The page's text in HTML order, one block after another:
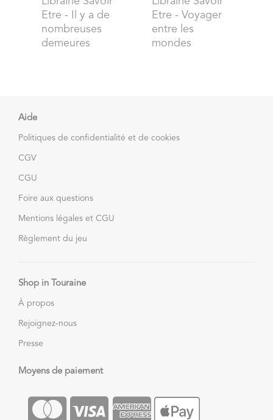
Etre - Il y a de
nombreuses
demeures
Etre - Voyager
entre les
mondes
Aide
Politiques de confidentialité et de cookies
CGV
CGU
Foire aux questions
Mentions légales et CGU
Règlement du jeu
Shop in Touraine
À propos
Rejoignez-nous
Presse
Moyens de paiement